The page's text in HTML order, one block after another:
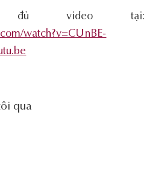
đủ video tại:
watch?v=CUnBE-
qua